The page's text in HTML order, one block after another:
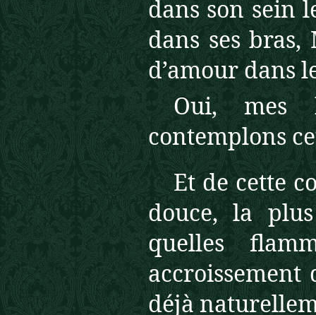
dans son sein
dans ses
d’amour dans
Oui, mes
contemplons
Et de cette
douce, la
quelles
déjà